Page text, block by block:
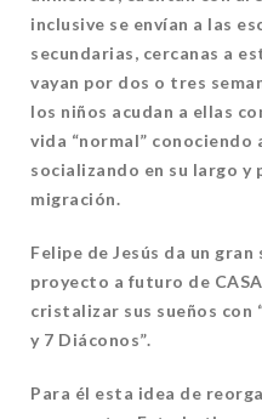
inclusive se envían a las
secundarias, cercanas a
vayan por dos o tres
los niños acudan a ellas
vida “normal” conociendo
socializando en su largo y
migración.
Felipe de Jesús da un
proyecto a futuro de
cristalizar sus sueños con
y 7 Diáconos”.
Para él esta idea de